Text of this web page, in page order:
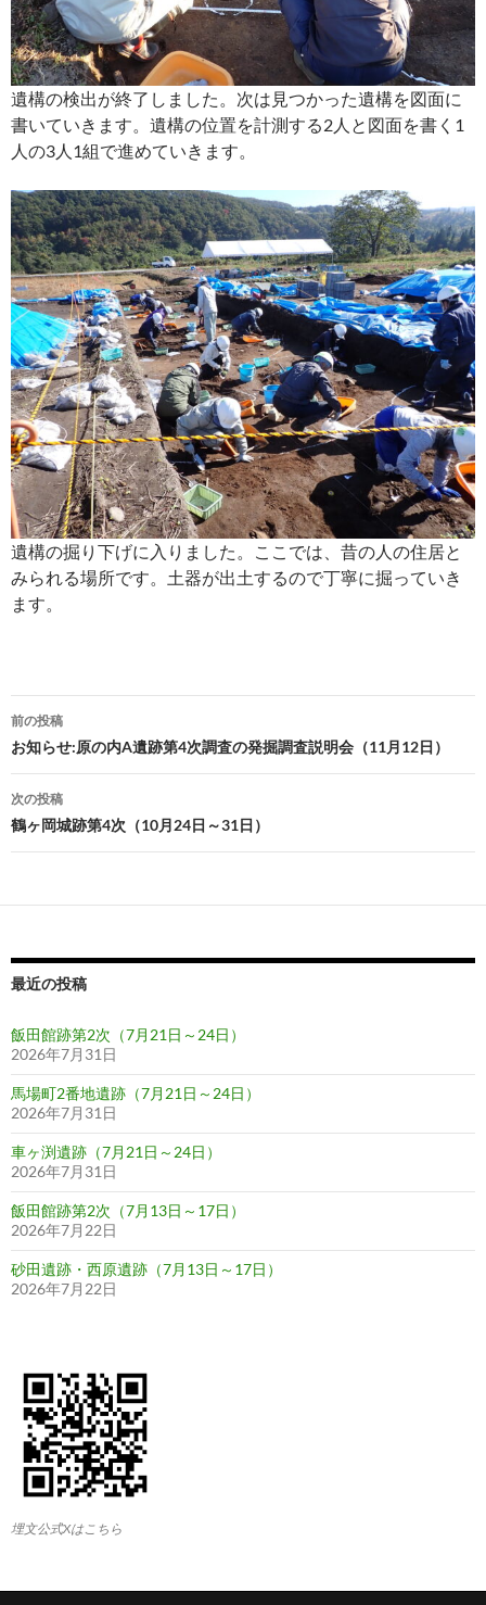
遺構の検出が終了しました。次は見つかった遺構を図面に
書いていきます。遺構の位置を計測する2人と図面を書く1
人の3人1組で進めていきます。
遺構の掘り下げに入りました。ここでは、昔の人の住居と
みられる場所です。土器が出土するので丁寧に掘っていき
ます。
投
稿
ナ
ビ
ゲ
ー
ョ
前の投稿
お知らせ:原の内A遺跡第4次調査の発掘調査説明会（11月12日）
次の投稿
鶴ヶ岡城跡第4次（10月24日～31日）
最近の投稿
飯田館跡第2次（7月21日～24日）
2026年7月31日
馬場町2番地遺跡（7月21日～24日）
2026年7月31日
車ヶ渕遺跡（7月21日～24日）
2026年7月31日
飯田館跡第2次（7月13日～17日）
2026年7月22日
砂田遺跡・西原遺跡（7月13日～17日）
2026年7月22日
埋文公式Xはこちら